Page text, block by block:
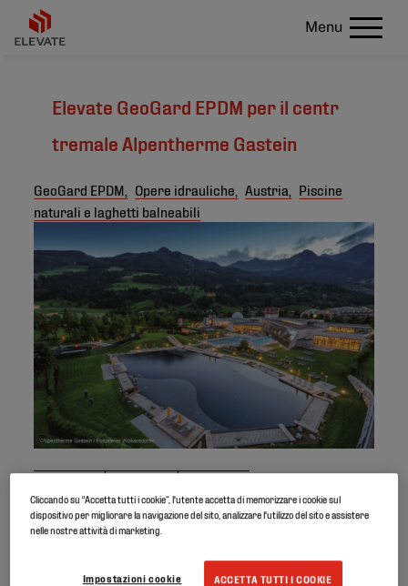
Menu
Elevate GeoGard EPDM per il centr
tremale Alpentherme Gastein
GeoGard EPDM, Opere idrauliche, Austria,
Piscine
naturali e laghetti balneabili
©
Cliccando su “Accetta tutti i cookie”, l'utente accetta di memorizzare i cookie sul
dispositivo per migliorare la navigazione del sito, analizzare l'utilizzo del sito e assistere
nelle nostre attività di marketing.
ACCETTA TUTTI I COOKIE
Impostazioni cookie